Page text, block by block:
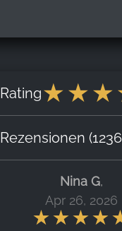
Rating
Rezensionen
Nina G,
Apr 26, 2026